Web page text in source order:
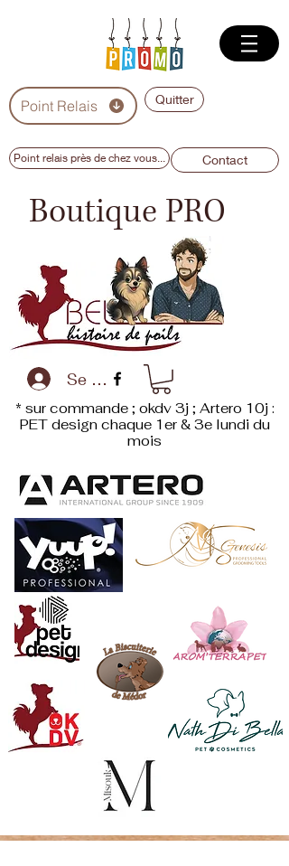
Point Relais Quitter
Point relais près de chez vous... Contact
Boutique PRO
Se connecter
* sur commande ; okdv 3j ; Artero 10j :
PET designchaque 1er & 3e lundi du
mois